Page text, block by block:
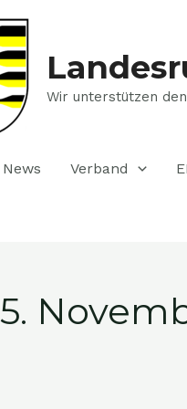
Wir unterstützen
News Verband
5.